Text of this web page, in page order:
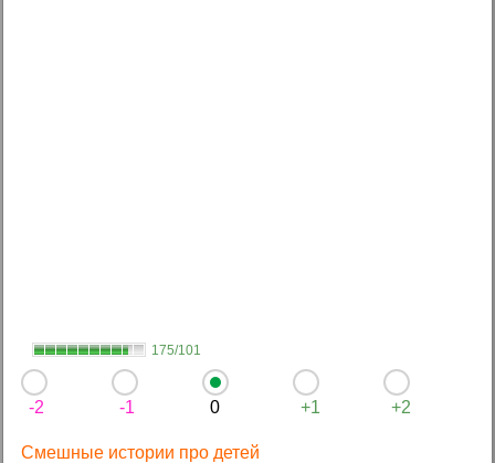
175/101
-2 -1 0 +1 +2
Смешные истории про детей